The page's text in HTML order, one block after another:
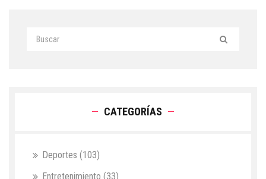
CATEGORÍAS
Deportes (103)
Entretenimiento (33)